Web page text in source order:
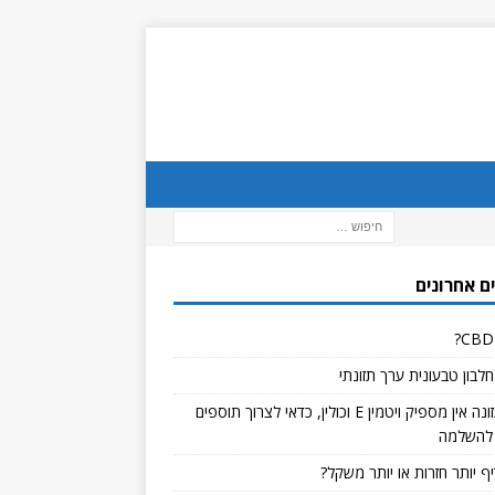
אחרונים
טבעונית ערך תזונתי
אם בתזונה אין מספיק ויטמין E וכולין, כדאי לצרוך תוספים
יותר חזרות או יותר משקל?